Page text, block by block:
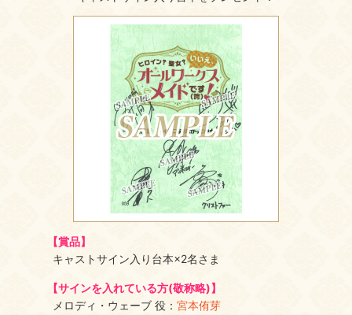
【賞品】
キャストサイン入り台本×2名さま
【サインを入れている方(敬称略)】
メロディ・ウェーブ 役： 宮本侑芽